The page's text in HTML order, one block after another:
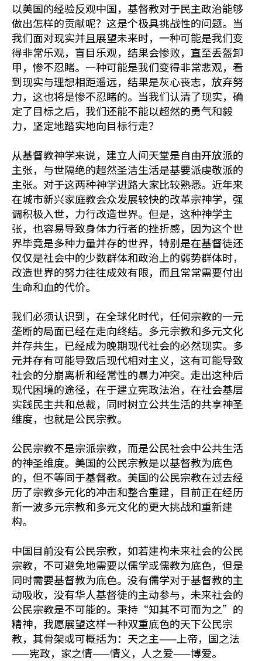
以美国的经验反观中国，基督教对于民主政治能够
做出怎样的贡献呢？这是个极具挑战性的问题。当
我们面对现实并且展望未来时，一种可能是我们变
得非常乐观，盲目乐观，结果会惨败，直至丢盔卸
甲，惨不忍睹。一种可能是我们变得非常悲观，看
到现实与理想相距遥远，结果是灰心丧志，放弃努
力，这也将是惨不忍睹的。当我们认清了现实，确
定了目标之后，我们还能不能以超然的勇气和毅
力，坚定地踏实地向目标行走？
从基督教神学来说，建立人间天堂是自由开放派的
主张，与世隔绝的超然圣洁生活是基要派虔敬派的
主张。对于这两种神学进路大家比较熟悉。近年来
在城市新兴家庭教会众发展较快的改革宗神学，强
调积极入世，力行改造世界。但是，这种神学主
张，也容易导致身体力行者的挫折感，因为这个世
界毕竟是多种力量并存的世界，特别是在基督徒还
仅仅是社会中的少数群体和政治上的弱势群体时，
改造世界的努力往往成效有限，而且常常需要付出
生命和血的代价。
我们必须认识到，在全球化时代，任何宗教的一元
垄断的局面已经在走向终结。多元宗教和多元文化
并存共生，已经成为晚期现代社会的必然现实。多
元并存有可能导致后现代相对主义，这有可能导致
社会的分崩离析和经常性的暴力冲突。走出这种后
现代困境的途径，在于建立宪政法治，在社会基层
实践民主共和总裁，同时树立公共生活的共享神圣
维度，也就是公民宗教。
公民宗教不是宗派宗教，而是公民社会中公共生活
的神圣维度。美国的公民宗教是以基督教为底色
的，但不等同于基督教。美国的公民宗教在过去经
历了宗教多元化的冲击和整合重建，目前正在经历
新一波多元宗教和多元文化的更大挑战和重新建
构。
中国目前没有公民宗教，如若建构未来社会的公民
宗教，不可避免地需要以儒学或儒教为底色，但是
同时需要基督教为底色。没有儒学对于基督教的主
动吸收，没有华人基督徒的主动参与，未来社会的
公民宗教是不可能的。秉持“知其不可而为之”的
精神，我愿展望这样一种双重底色的天下公民宗
教，其骨架或可概括为：天之主——上帝，国之法
——宪政，家之情——情义，人之爱——博爱。